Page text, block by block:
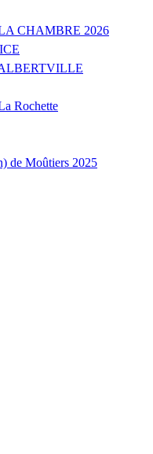
LA CHAMBRE 2026
ALBERTVILLE
Rochette
de Moûtiers 2025